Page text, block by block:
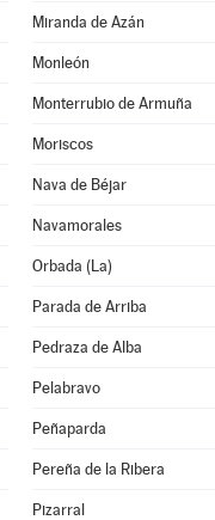
Miranda de Azán
Monleón
Monterrubio de Armuña
Moriscos
Nava de Béjar
Navamorales
Orbada (La)
Parada de Arriba
Pedraza de Alba
Pelabravo
Peñaparda
Pereña de la Ribera
Pizarral